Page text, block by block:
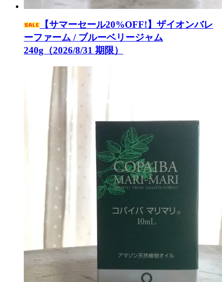
【サマーセール20%OFF!】ザイオンバレ
ーファーム / ブルーベリージャム
240g（2026/8/31 期限）